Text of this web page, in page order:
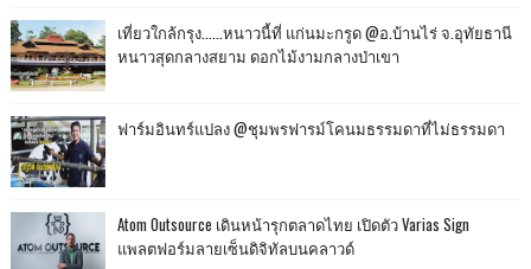
เที่ยวใกล้กรุง......หนาวนี้ที่ แก่นมะกรูด @อ.บ้านไร่ จ.อุทัยธานี
หนาวสุดกลางสยาม ดอกไม้งามกลางป่าเขา
ฟาร์มอินทร์แปลง @ชุมพรฟารม์โคนมธรรมดาที่ไม่ธรรมดา
Atom Outsource เดินหน้ารุกตลาดไทย เปิดตัว Varias Sign
แพลตฟอร์มลายเซ็นดิจิทัลบนคลาวด์